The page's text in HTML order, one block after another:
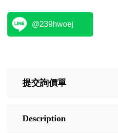
@239hwoej
提交詢價單
Description